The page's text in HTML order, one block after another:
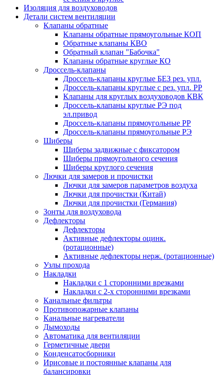
Изоляция для воздуховодов
Детали систем вентиляции
Клапаны обратные
Клапаны обратные прямоугольные КОП
Обратные клапаны КВО
Обратный клапан "Бабочка"
Клапаны обратные круглые КО
Дроссель-клапаны
Дроссель-клапаны круглые БЕЗ рез. упл.
Дроссель-клапаны круглые с рез. упл. РР
Клапаны для круглых воздуховодов КВК
Дроссель-клапаны круглые РЭ под
эл.привод
Дроссель-клапаны прямоугольные РР
Дроссель-клапаны прямоугольные РЭ
Шиберы
Шиберы задвижные с фиксатором
Шиберы прямоугольного сечения
Шиберы круглого сечения
Лючки для замеров и прочистки
Лючки для замеров параметров воздуха
Лючки для прочистки (Китай)
Лючки для прочистки (Германия)
Зонты для воздуховода
Дефлекторы
Дефлекторы
Активные дефлекторы оцинк.
(ротационные)
Активные дефлекторы нерж. (ротационные)
Узлы прохода
Накладки
Накладки с 1 сторонними врезками
Накладки с 2-х сторонними врезками
Канальные фильтры
Противопожарные клапаны
Канальные нагреватели
Дымоходы
Автоматика для вентиляции
Герметичные двери
Конденсатосборники
Ирисовые и постоянные клапаны для
балансировки